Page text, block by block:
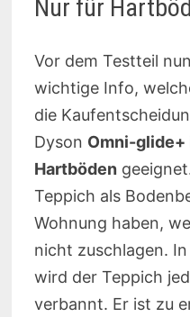
Nur für
Vor dem Testteil
wichtige Info,
die
Dyson Omni-
Hartböden
Teppich als
Wohnung haben,
nicht zuschlagen.
wird der Teppich
verbannt. Er ist zu